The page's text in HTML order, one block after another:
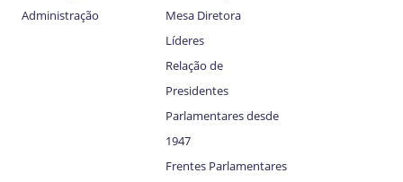
Administração
Mesa Diretora
Líderes
Relação de
Presidentes
Parlamentares desde
1947
Frentes Parlamentares